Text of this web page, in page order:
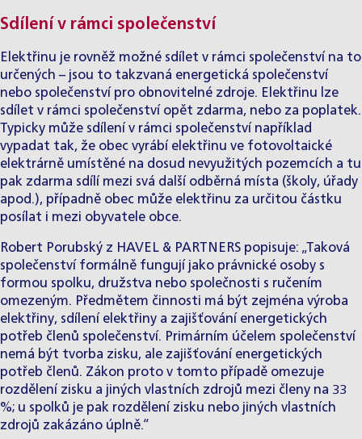
Sdílení v rámci společenství
Elektřinu je rovněž možné sdílet v rámci společenství na to
určených – jsou to takzvaná energetická společenství
nebo společenství pro obnovitelné zdroje. Elektřinu lze
sdílet v rámci společenství opět zdarma, nebo za poplatek.
Typicky může sdílení v rámci společenství například
vypadat tak, že obec vyrábí elektřinu ve fotovoltaické
elektrárně umístěné na dosud nevyužitých pozemcích a tu
pak zdarma sdílí mezi svá další odběrná místa (školy, úřady
apod.), případně obec může elektřinu za určitou částku
posílat i mezi obyvatele obce.
Robert Porubský z HAVEL & PARTNERS popisuje: „Taková
společenství formálně fungují jako právnické osoby s
formou spolku, družstva nebo společnosti s ručením
omezeným. Předmětem činnosti má být zejména výroba
elektřiny, sdílení elektřiny a zajišťování energetických
potřeb členů společenství. Primárním účelem společenství
nemá být tvorba zisku, ale zajišťování energetických
potřeb členů. Zákon proto v tomto případě omezuje
rozdělení zisku a jiných vlastních zdrojů mezi členy na 33
%; u spolků je pak rozdělení zisku nebo jiných vlastních
zdrojů zakázáno úplně.“